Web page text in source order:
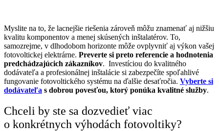
Myslite na to, že lacnejšie riešenia zároveň môžu znamenať aj nižšiu
kvalitu komponentov a menej skúsených inštalatérov. To,
samozrejme, v dlhodobom horizonte môže ovplyvniť aj výkon vašej
fotovoltickej elektrárne. Preverte si preto referencie a hodnotenia
predchádzajúcich zákazníkov. Investíciou do kvalitného
dodávateľa a profesionálnej inštalácie si zabezpečíte spoľahlivé
fungovanie fotovoltického systému na ďalšie desaťročia. Vyberte si
dodávateľa s dobrou povesťou, ktorý ponúka kvalitné služby.
Chceli by ste sa dozvedieť viac
o konkrétnych výhodách fotovoltiky?